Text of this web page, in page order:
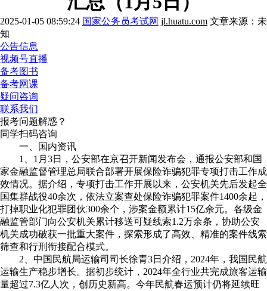
2025-01-05 08:59:24 国家公务员考试网 jl.huatu.com 文章来源：未
知
公告信息
视频号直播
备考图书
备考网课
疑问咨询
联系我们
报考问题解惑？
同学扫码咨询
一、国内资讯
1、1月3日，公安部在京召开新闻发布会，通报公安部和国
家金融监督管理总局联合部署开展保险诈骗犯罪专项打击工作成
效情况。据介绍，专项打击工作开展以来，公安机关先后发起全
国集群战役40余次，依法立案查处保险诈骗犯罪案件1400余起，
打掉职业化犯罪团伙300余个，涉案金额累计15亿余元。各级金
融监管部门向公安机关累计移送可疑线索1.2万余条，协助公安
机关成功破获一批重大案件，探索形成了高效、精准的案件线索
筛查和行刑衔接配合模式。
2、中国民航局运输司司长徐青3日介绍，2024年，我国民航
运输生产稳步增长。据初步统计，2024年全行业共完成旅客运输
量超过7.3亿人次，创历史新高。今年民航春运预计仍将延续旺